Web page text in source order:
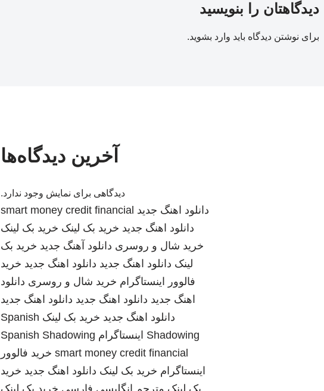
دیدگاهتان را بنویسید
برای نوشتن دیدگاه باید وارد بشوید.
آخرین دیدگاه‌ها
دیدگاهی برای نمایش وجود ندارد.
دانلود اهنگ جدید smart money credit financial
دانلود اهنگ جدید خرید بک لینک خرید بک لینک
خرید شال و روسری دانلود آهنگ جدید خرید بک
لینک دانلود اهنگ جدید دانلود اهنگ جدید خرید
فالوور اینستاگرام خرید شال و روسری دانلود
اهنگ جدید دانلود اهنگ جدید دانلود اهنگ جدید
دانلود اهنگ جدید خرید بک لینک Spanish
Shadowing اینستاگرام Spanish Shadowing
smart money credit financial خرید فالوور
اینستاگرام خرید بک لینک دانلود اهنگ جدید خرید
بک لینک مترجم انگلیسی فارسی خرید بک لینک